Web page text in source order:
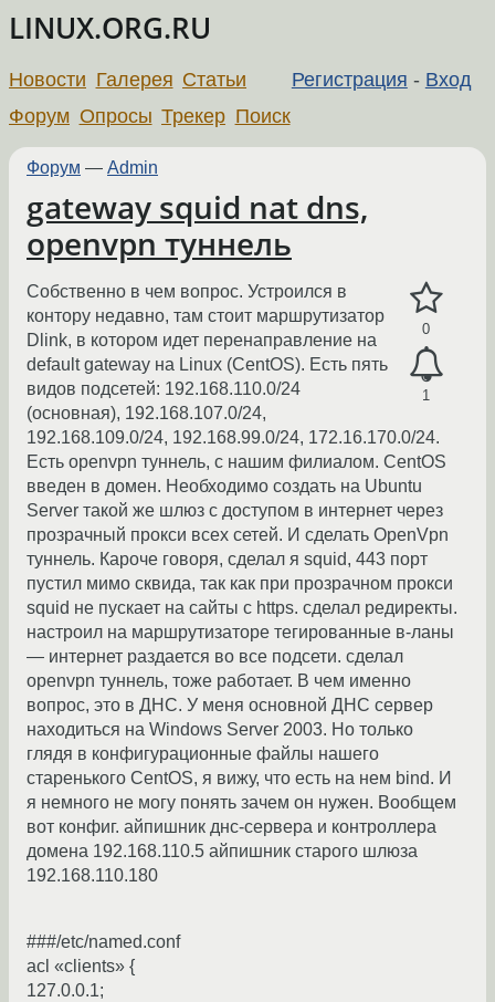
LINUX.ORG.RU
Регистрация - Вход
Новости Галерея Статьи
Форум Опросы Трекер Поиск
Форум — Admin
gateway squid nat dns,
openvpn туннель
0
1
Собственно в чем вопрос. Устроился в
контору недавно, там стоит маршрутизатор
Dlink, в котором идет перенаправление на
default gateway на Linux (CentOS). Есть пять
видов подсетей: 192.168.110.0/24
(основная), 192.168.107.0/24,
192.168.109.0/24, 192.168.99.0/24, 172.16.170.0/24.
Есть openvpn туннель, с нашим филиалом. CentOS
введен в домен. Необходимо создать на Ubuntu
Server такой же шлюз с доступом в интернет через
прозрачный прокси всех сетей. И сделать OpenVpn
туннель. Кароче говоря, сделал я squid, 443 порт
пустил мимо сквида, так как при прозрачном прокси
squid не пускает на сайты с https. сделал редиректы.
настроил на маршрутизаторе тегированные в-ланы
— интернет раздается во все подсети. сделал
openvpn туннель, тоже работает. В чем именно
вопрос, это в ДНС. У меня основной ДНС сервер
находиться на Windows Server 2003. Но только
глядя в конфигурационные файлы нашего
старенького CentOS, я вижу, что есть на нем bind. И
я немного не могу понять зачем он нужен. Вообщем
вот конфиг. айпишник днс-сервера и контроллера
домена 192.168.110.5 айпишник старого шлюза
192.168.110.180
###/etc/named.conf
acl «clients» {
127.0.0.1;